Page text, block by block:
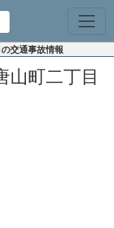
交通事故情報
山町二丁目